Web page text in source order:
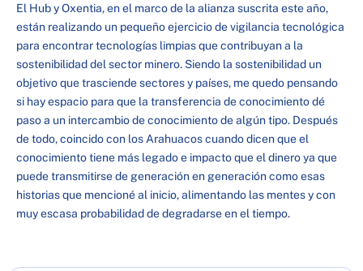
El Hub y Oxentia, en el marco de la alianza suscrita este año,
están realizando un pequeño ejercicio de vigilancia tecnológica
para encontrar tecnologías limpias que contribuyan a la
sostenibilidad del sector minero. Siendo la sostenibilidad un
objetivo que trasciende sectores y países, me quedo pensando
si hay espacio para que la transferencia de conocimiento dé
paso a un intercambio de conocimiento de algún tipo. Después
de todo, coincido con los Arahuacos cuando dicen que el
conocimiento tiene más legado e impacto que el dinero ya que
puede transmitirse de generación en generación como esas
historias que mencioné al inicio, alimentando las mentes y con
muy escasa probabilidad de degradarse en el tiempo.